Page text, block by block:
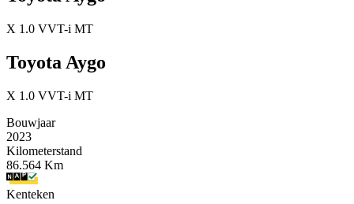
X 1.0 VVT-i MT
Toyota Aygo
X 1.0 VVT-i MT
Bouwjaar
2023
Kilometerstand
86.564 Km
Kenteken